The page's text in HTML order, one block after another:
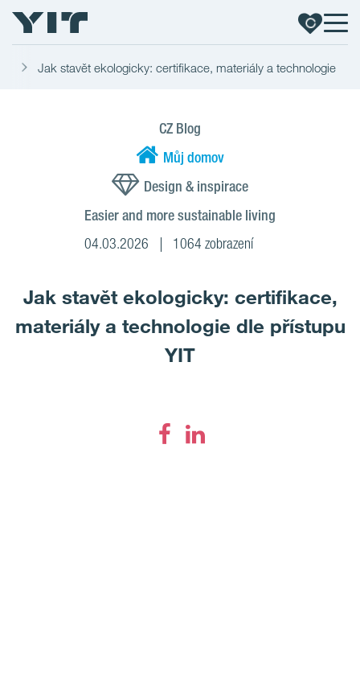
Jak stavět ekologicky: certifikace, materiály a technologie
CZ Blog
Můj domov
Design & inspirace
Easier and more sustainable living
04.03.2026 1064 zobrazení
Jak stavět ekologicky: certifikace,
materiály a technologie dle přístupu
YIT